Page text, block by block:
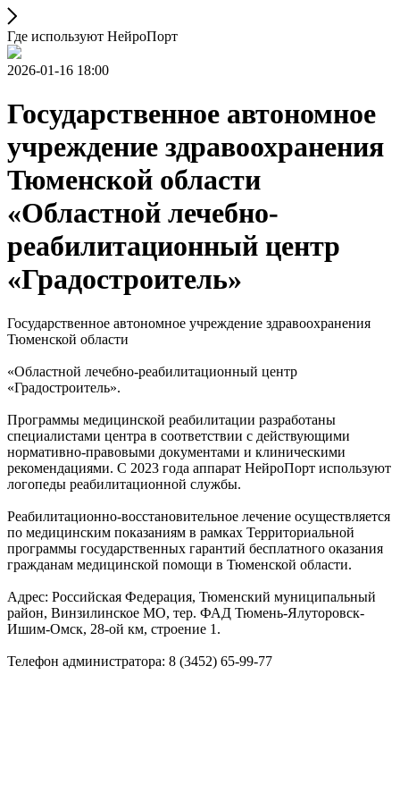
Где используют НейроПорт
2026-01-16 18:00
Государственное автономное
учреждение здравоохранения
Тюменской области
«Областной лечебно-
реабилитационный центр
«Градостроитель»
Государственное автономное учреждение здравоохранения
Тюменской области
«Областной лечебно-реабилитационный центр
«Градостроитель».
Программы медицинской реабилитации разработаны
специалистами центра в соответствии с действующими
нормативно-правовыми документами и клиническими
рекомендациями. С 2023 года аппарат НейроПорт используют
логопеды реабилитационной службы.
Реабилитационно-восстановительное лечение осуществляется
по медицинским показаниям в рамках Территориальной
программы государственных гарантий бесплатного оказания
гражданам медицинской помощи в Тюменской области.
Адрес: Российская Федерация, Тюменский муниципальный
район, Винзилинское МО, тер. ФАД Тюмень-Ялуторовск-
Ишим-Омск, 28-ой км, строение 1.
Телефон администратора: 8 (3452) 65-99-77